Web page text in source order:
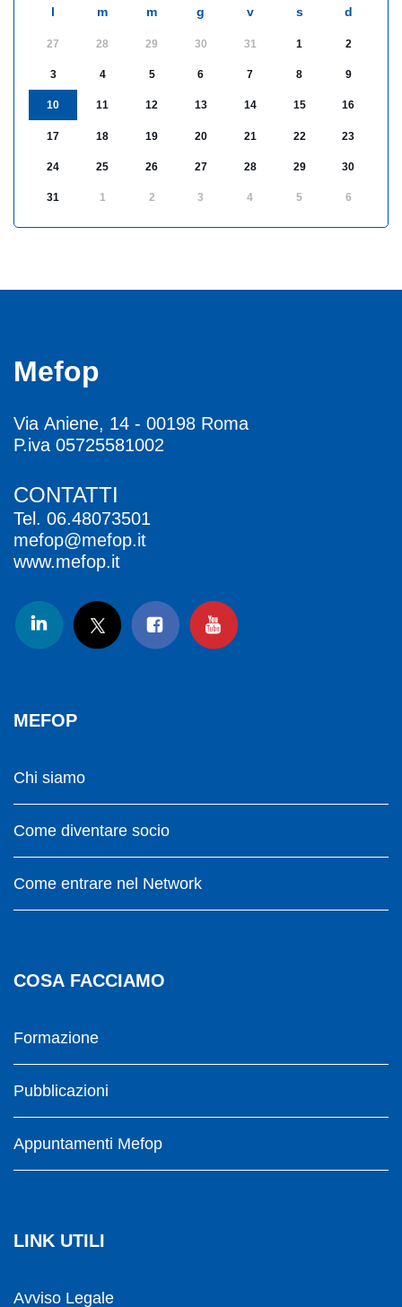
l m m g v s d
27 28 29 30 31 1 2
3 4 5 6 7 8 9
10 11 12 13 14 15 16
17 18 19 20 21 22 23
24 25 26 27 28 29 30
31 1 2 3 4 5 6
Mefop
Via Aniene, 14 - 00198 Roma
P.iva 05725581002
CONTATTI
Tel. 06.48073501
mefop@mefop.it
www.mefop.it
MEFOP
Chi siamo
Come diventare socio
Come entrare nel Network
COSA FACCIAMO
Formazione
Pubblicazioni
Appuntamenti Mefop
LINK UTILI
Avviso Legale